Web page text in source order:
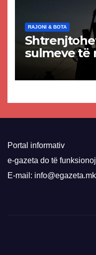
RAJONI & BOTA
sulmeve të
Portal informativ
e-gazeta do të
E-mail: info@egazeta.mk